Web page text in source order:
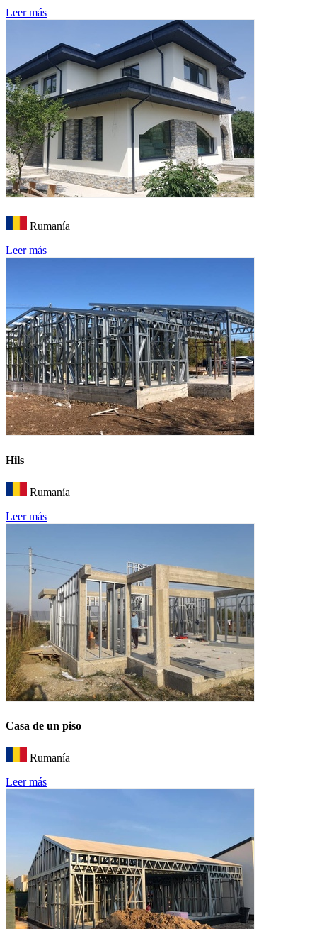
Leer más
Rumanía
Leer más
Hils
Rumanía
Leer más
Casa de un piso
Rumanía
Leer más